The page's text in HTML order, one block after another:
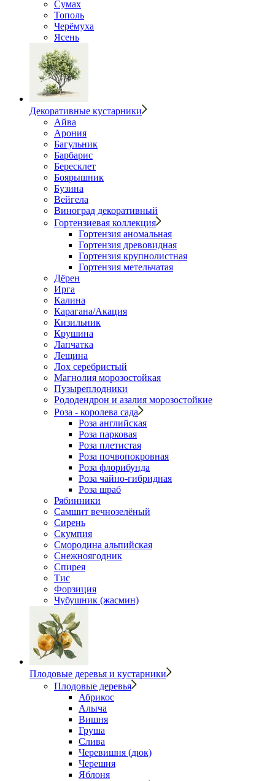
Сумах
Тополь
Черёмуха
Ясень
Декоративные кустарники
Айва
Арония
Багульник
Барбарис
Бересклет
Боярышник
Бузина
Вейгела
Виноград декоративный
Гортензиевая коллекция
Гортензия аномальная
Гортензия древовидная
Гортензия крупнолистная
Гортензия метельчатая
Дёрен
Ирга
Калина
Карагана/Акация
Кизильник
Крушина
Лапчатка
Лещина
Лох серебристый
Магнолия морозостойкая
Пузыреплодники
Рододендрон и азалия морозостойкие
Роза - королева сада
Роза английская
Роза парковая
Роза плетистая
Роза почвопокровная
Роза флорибунда
Роза чайно-гибридная
Роза шраб
Рябинники
Самшит вечнозелёный
Сирень
Скумпия
Смородина альпийская
Снежноягодник
Спирея
Тис
Форзиция
Чубушник (жасмин)
Плодовые деревья и кустарники
Плодовые деревья
Абрикос
Алыча
Вишня
Груша
Слива
Черевишня (дюк)
Черешня
Яблоня